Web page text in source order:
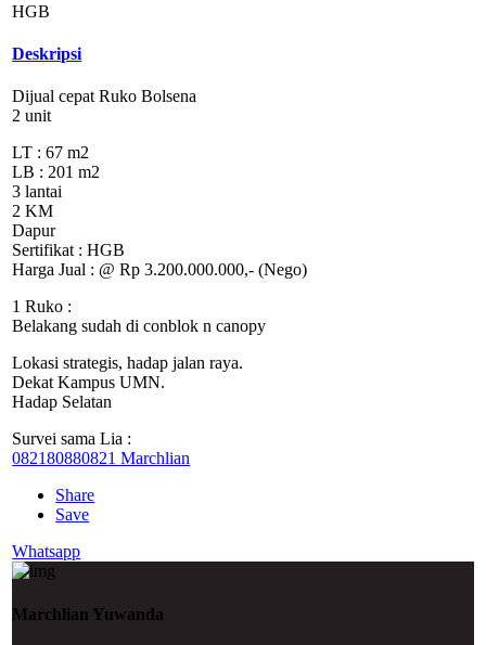
HGB
Deskripsi
Dijual cepat Ruko Bolsena
2 unit
LT : 67 m2
LB : 201 m2
3 lantai
2 KM
Dapur
Sertifikat : HGB
Harga Jual : @ Rp 3.200.000.000,- (Nego)
1 Ruko :
Belakang sudah di conblok n canopy
Lokasi strategis, hadap jalan raya.
Dekat Kampus UMN.
Hadap Selatan
Survei sama Lia :
082180880821 Marchlian
Share
Save
Whatsapp
Marchlian Yuwanda